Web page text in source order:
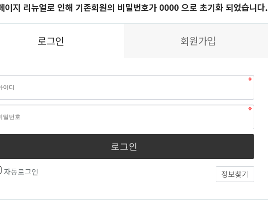
지 리뉴얼로 인해 기존회원의 비밀번호가 0000 으로 초기화 되었습니다.
로그인 회원가입
로그인
자동로그인 정보찾기